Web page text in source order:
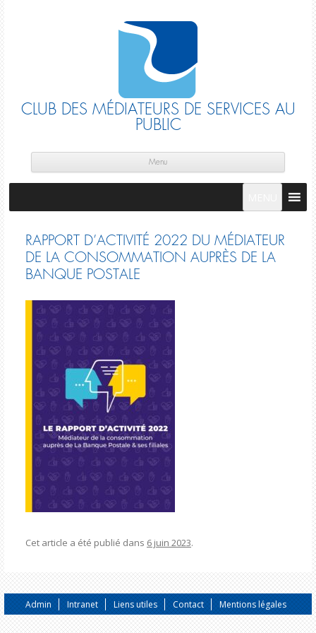
CLUB DES MÉDIATEURS DE SERVICES AU
PUBLIC
Menu
RAPPORT D’ACTIVITÉ 2022 DU MÉDIATEUR
DE LA CONSOMMATION AUPRÈS DE LA
BANQUE POSTALE
Cet article a été publié dans 6 juin 2023.
Admin Intranet Liens utiles Contact Mentions légales